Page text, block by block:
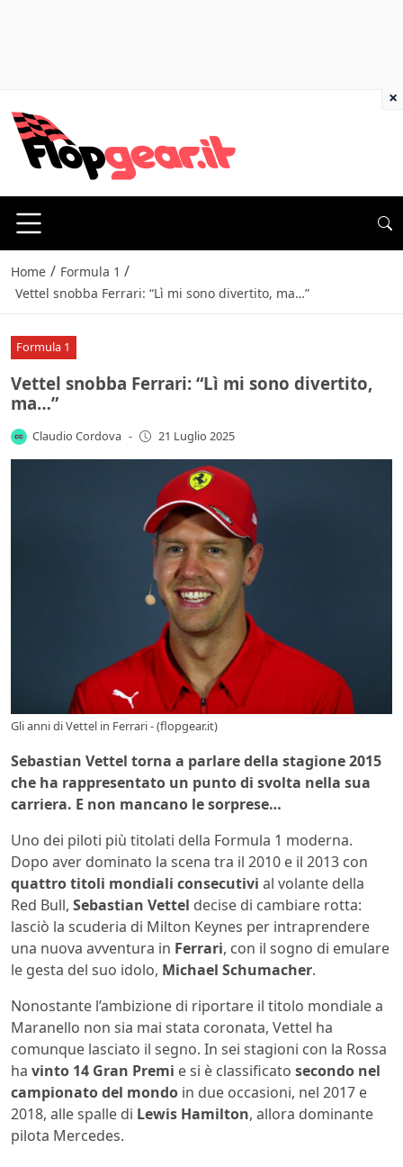
Home / Formula 1 /
Vettel snobba Ferrari: “Lì mi sono divertito, ma…”
Formula 1
Vettel snobba Ferrari: “Lì mi sono divertito,
ma…”
Claudio Cordova - 21 Luglio 2025
Gli anni di Vettel in Ferrari - (flopgear.it)
Sebastian Vettel torna a parlare della stagione 2015
che ha rappresentato un punto di svolta nella sua
carriera. E non mancano le sorprese…
Uno dei piloti più titolati della Formula 1 moderna.
Dopo aver dominato la scena tra il 2010 e il 2013 con
quattro titoli mondiali consecutivi al volante della
Red Bull, Sebastian Vettel decise di cambiare rotta:
lasciò la scuderia di Milton Keynes per intraprendere
una nuova avventura in Ferrari, con il sogno di emulare
le gesta del suo idolo, Michael Schumacher.
Nonostante l’ambizione di riportare il titolo mondiale a
Maranello non sia mai stata coronata, Vettel ha
comunque lasciato il segno. In sei stagioni con la Rossa
ha vinto 14 Gran Premi e si è classificato secondo nel
campionato del mondo in due occasioni, nel 2017 e
2018, alle spalle di Lewis Hamilton, allora dominante
pilota Mercedes.
×